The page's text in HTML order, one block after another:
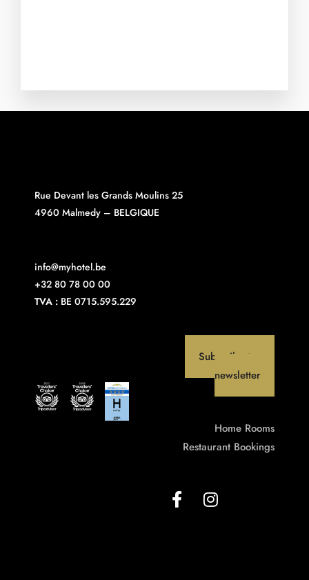
Rue Devant les Grands Moulins 25
4960 Malmedy – BELGIQUE
info@myhotel.be
+32 80 78 00 00
TVA : BE 0715.595.229
Subscribe to our
newsletter
Home Rooms
Restaurant Bookings